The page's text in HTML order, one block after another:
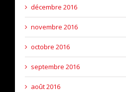
décembre 2016
novembre 2016
octobre 2016
septembre 2016
août 2016